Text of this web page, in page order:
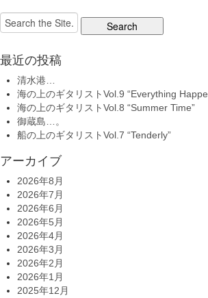
Search
for:
最近の投稿
清水港…
海の上のギタリストVol.9 “Everything
海の上のギタリストVol.8 “Summer Time”
御蔵島…。
船の上のギタリストVol.7 “Tenderly”
アーカイブ
2026年8月
2026年7月
2026年6月
2026年5月
2026年4月
2026年3月
2026年2月
2026年1月
2025年12月